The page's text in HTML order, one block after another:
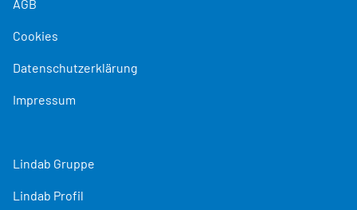
AGB
Cookies
Datenschutzerklärung
Impressum
Lindab Gruppe
Lindab Profil